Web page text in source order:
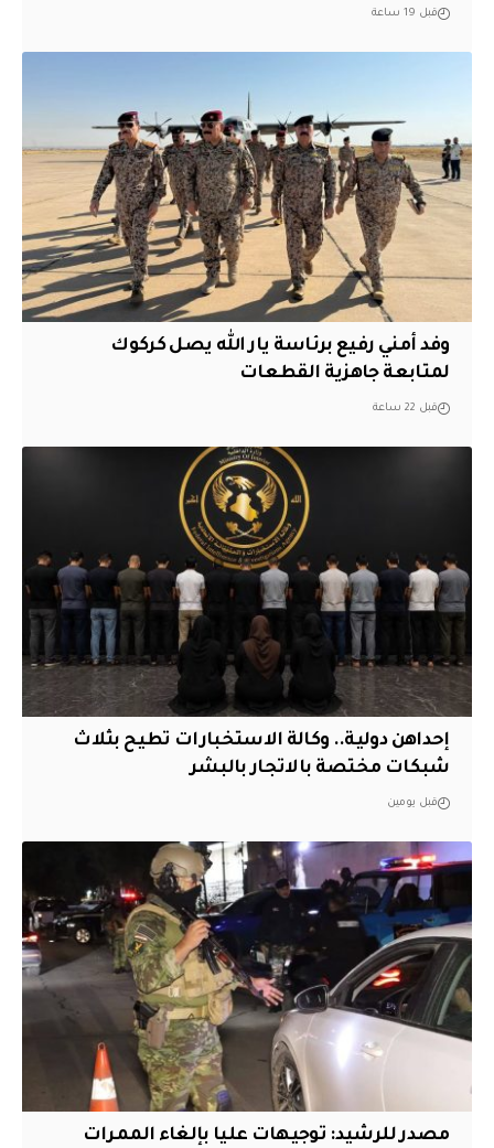
قبل 19 ساعة
وفد أمني رفيع برئاسة يار الله يصل كركوك
لمتابعة جاهزية القطعات
قبل 22 ساعة
إحداهن دولية.. وكالة الاستخبارات تطيح بثلاث
شبكات مختصة بالاتجار بالبشر
قبل يومين
مصدر للرشيد: توجيهات عليا بإلغاء الممرات